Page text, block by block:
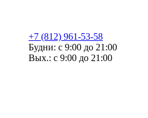
+7 (812) 961-53-58
Будни: с 9:00 до 21:00
Вых.: с 9:00 до 21:00